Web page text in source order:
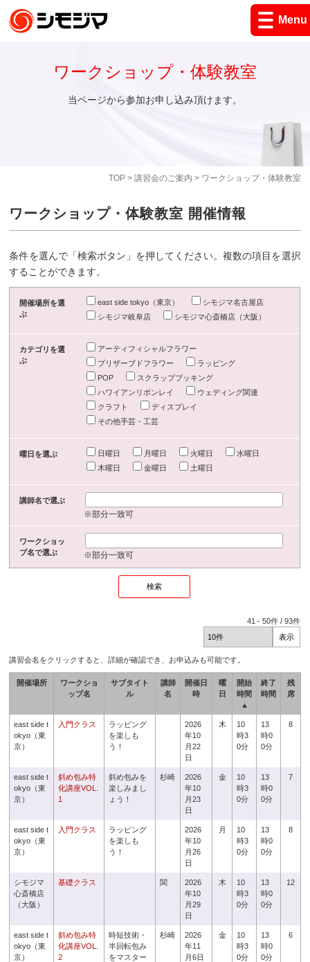
Menu
TOP> 講習会のご案内 > ワークショップ・体験教室
ワークショップ・体験教室
当ページから参加お申し込み頂けます。
ワークショップ・体験教室 開催情報
条件を選んで「検索ボタン」を押してください。複数の項目を選択
することができます。
開催場所を選
ぶ
east side tokyo（東京）
シモジマ名古屋店
シモジマ岐阜店
シモジマ心斎橋店（大阪）
カテゴリを選
ぶ
アーティフィシャルフラワー
プリザーブドフラワー
ラッピング
POP
スクラップブッキング
ハワイアンリボンレイ
ウェディング関連
クラフト
ディスプレイ
その他手芸・工芸
曜日を選ぶ 日曜日 月曜日 火曜日
水曜日
木曜日
金曜日 土曜日
講師名で選ぶ
※部分一致可
ワークショッ
プ名で選ぶ
※部分一致可
41 -50件 /93件
講習会名をクリックすると、詳細が確認でき、お申込みも可能です。
開催場所
ワークショ
ップ名
サブタイト
ル
講師
名
開催日
時
曜
日
開始
時間
▲
終了
時間
残
席
east side t
okyo（東
京）
入門クラス
ラッピング
を楽しも
う！
2026
年10
月22
日
木
10
時3
0分
13
時0
0分
8
east side t
okyo（東
京）
斜め包み特
化講座VOL.
1
斜め包みを
楽しみまし
ょう！
杉崎
2026
年10
月23
日
金
10
時3
0分
13
時0
0分
7
east side t
okyo（東
京）
入門クラス
ラッピング
を楽しも
う！
2026
年10
月26
日
月
10
時3
0分
13
時0
0分
8
シモジマ
心斎橋店
（大阪）
基礎クラス 関
2026
年10
月29
日
木
10
時3
0分
13
時0
0分
12
east side t
okyo（東
京）
斜め包み特
化講座VOL.
2
時短技術・
半回転包み
をマスター
杉崎
2026
年11
月6日
金
10
時3
0分
13
時0
0分
6